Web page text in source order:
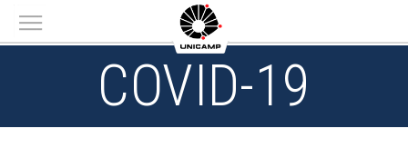
Main menu
COVID-19